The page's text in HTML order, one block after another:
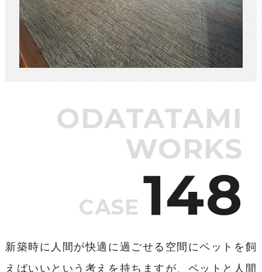
ODATATAMI
WORKS
CASE 148
新築時に人間が快適に過ごせる空間にペットを飼
えばいいという考えを持ちますが、ペットと人間